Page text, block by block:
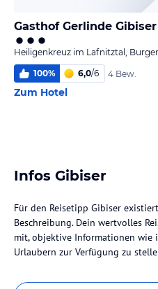
Gasthof Gerlinde Gibiser
Heiligenkreuz im Lafnitztal,
100% 6,0/6 4 Bew.
Zum Hotel
Infos Gibiser
Für den Reisetipp Gibiser
Beschreibung. Dein wertvolles
mit, objektive Informationen wie
Urlaubern zur Verfügung zu